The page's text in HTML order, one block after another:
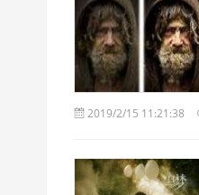
2019/2/15 11:21:38